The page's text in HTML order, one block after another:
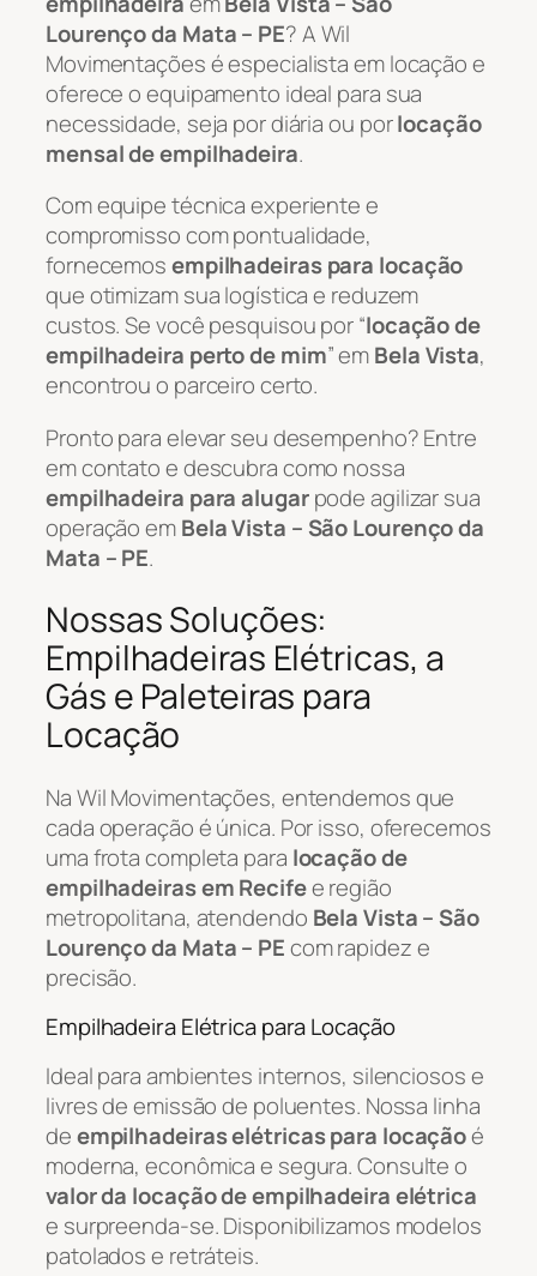
Lourenço da Mata – PE? A Wil
Movimentações é especialista em locação e
oferece o equipamento ideal para sua
necessidade, seja por diária ou porlocação
mensal de empilhadeira.
Com equipe técnica experiente e
compromisso com pontualidade,
fornecemosempilhadeiras para locação
que otimizam sua logística e reduzem
custos. Se você pesquisou por “locação de
empilhadeira perto de mim” emBela Vista,
encontrou o parceiro certo.
Pronto para elevar seu desempenho? Entre
em contato e descubra como nossa
empilhadeira para alugarpode agilizar sua
operação emBela Vista – São Lourenço da
Mata – PE.
Nossas Soluções:
Empilhadeiras Elétricas, a
Gás e Paleteiras para
Locação
Na Wil Movimentações, entendemos que
cada operação é única. Por isso, oferecemos
uma frota completa para locação de
empilhadeiras em Recifee região
metropolitana, atendendo Bela Vista – São
Lourenço da Mata – PEcom rapidez e
precisão.
Empilhadeira Elétrica para Locação
Ideal para ambientes internos, silenciosos e
livres de emissão de poluentes. Nossa linha
deempilhadeiras elétricas para locaçãoé
moderna, econômica e segura. Consulte o
valor da locação de empilhadeira elétrica
e surpreenda-se. Disponibilizamos modelos
patolados e retráteis.